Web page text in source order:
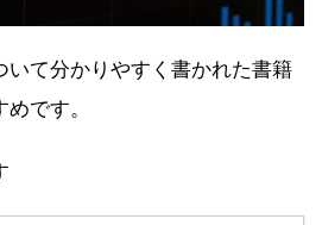
いて分かりやすく書かれた書籍
です。